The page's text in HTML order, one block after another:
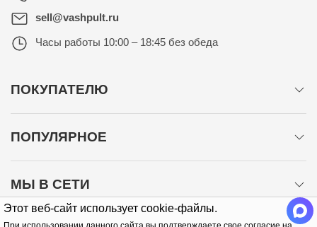
Этот веб-сайт использует cookie-файлы.
sell@vashpult.ru
Часы работы 10:00 – 18:45 без обеда
ПОКУПАТЕЛЮ
ПОПУЛЯРНОЕ
МЫ В СЕТИ